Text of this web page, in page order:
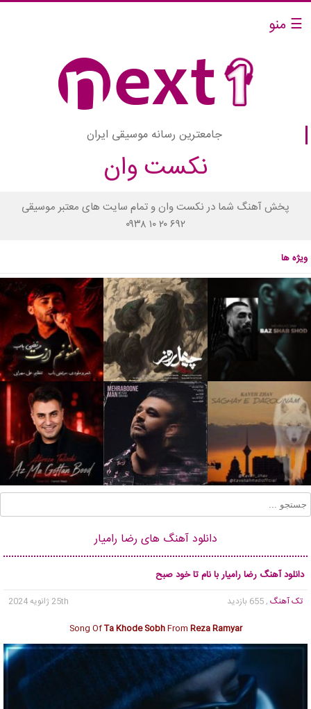
☰ منو
جامعترین رسانه موسیقی ایران
نکست وان
پخش آهنگ شما در نکست وان و تمام سایت های معتبر موسیقی
۰۹۳۸ ۱۰ ۲۰ ۶۹۲
ویژه ها
دانلود آهنگ های رضا رامیار
دانلود آهنگ رضا رامیار با نام تا خود صبح
تک آهنگ , 655 بازدید
25th ژانویه 2024
Song OfTa Khode SobhFrom Reza Ramyar